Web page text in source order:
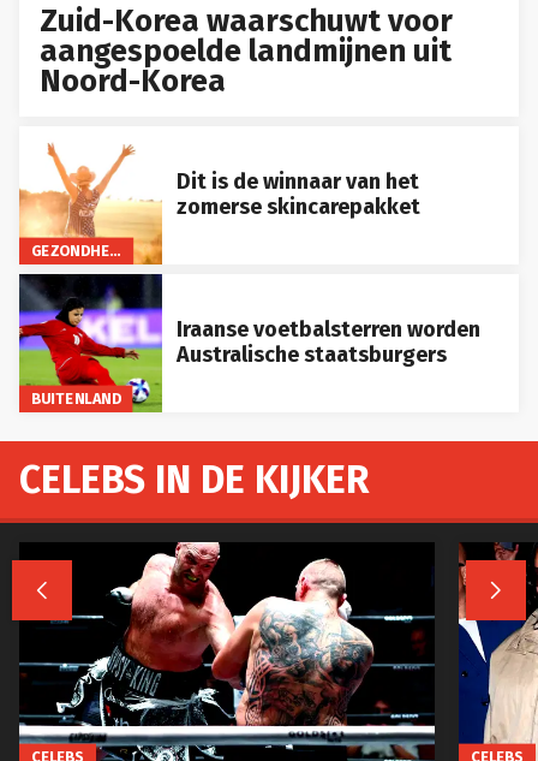
Zuid-Korea waarschuwt voor
aangespoelde landmijnen uit
Noord-Korea
GEZONDHEID
Dit is de winnaar van het
zomerse skincarepakket
BUITENLAND
Iraanse voetbalsterren worden
Australische staatsburgers
CELEBS IN DE KIJKER
 
CELEBS CELEBS